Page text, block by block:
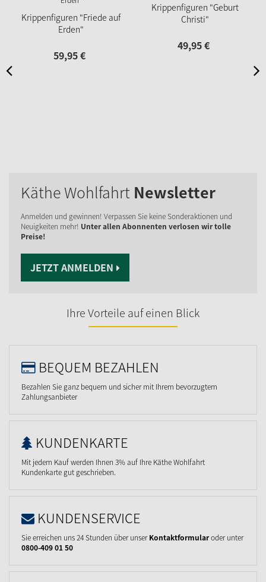
Krippenfiguren "Friede auf
Erden"
59,95€
Krippenfiguren "Geburt
Christi"
49,95€
Käthe Wohlfahrt Newsletter
Anmelden und gewinnen! Verpassen Sie keine Sonderaktionen und
Neuigkeiten mehr! Unter allen Abonnenten verlosen wir tolle
Preise!
JETZT ANMELDEN
Ihre Vorteile auf einen Blick
BEQUEM BEZAHLEN
Bezahlen Sie ganz bequem und sicher mit Ihrem bevorzugtem
Zahlungsanbieter
KUNDENKARTE
Mit jedem Kauf werden Ihnen 3% auf Ihre Käthe Wohlfahrt
Kundenkarte gut geschrieben.
KUNDENSERVICE
Sie erreichen uns 24 Stunden über unserKontaktformularoder unter
0800-409 01 50